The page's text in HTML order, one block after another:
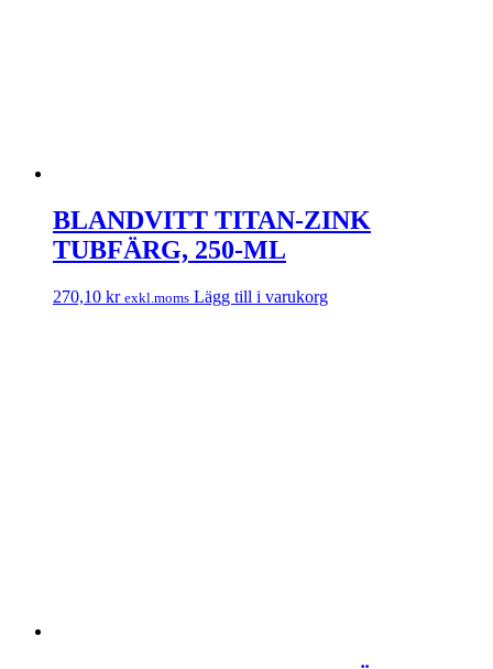
BLANDVITT TITAN-ZINK
TUBFÄRG, 250-ML
270,10 kr exkl.moms Lägg till i varukorg